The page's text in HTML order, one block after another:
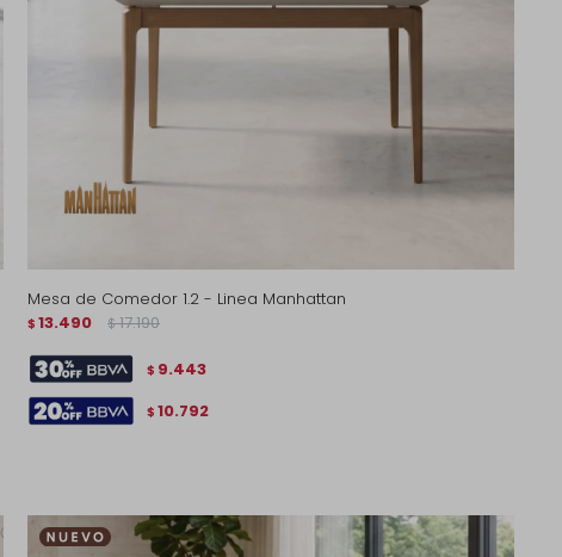
Mesa de Comedor 1.2 - Linea Manhattan
$ 13.490 $ 17.190
$ 9.443
$ 10.792